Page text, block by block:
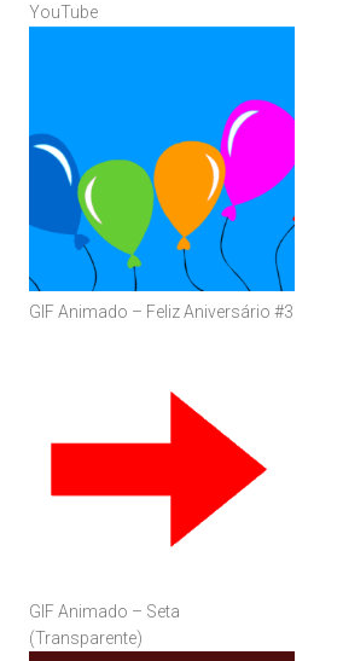
YouTube
GIF Animado – Feliz Aniversário #3
GIF Animado – Seta
(Transparente)